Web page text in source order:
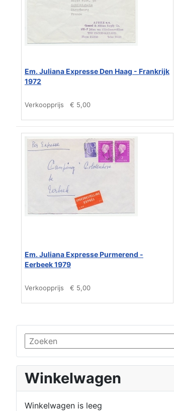
Winkelwagen
Winkelwagen is leeg
Em. Juliana Expresse Den Haag - Frankrijk
1972
Verkoopprijs € 5,00
Em. Juliana Expresse Purmerend -
Eerbeek 1979
Verkoopprijs € 5,00